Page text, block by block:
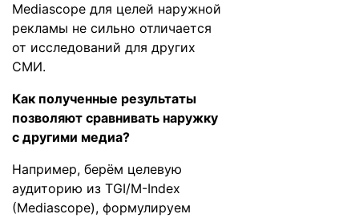
Mediascope для целей наружной
рекламы не сильно отличается
от исследований для других
СМИ.
Как полученные результаты
позволяют сравнивать наружку
с другими медиа?
Например, берём целевую
аудиторию из TGI/M-Index
(Mediascope), формулируем